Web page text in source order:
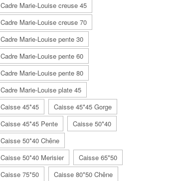
Cadre Marie-Louise creuse 45
Cadre Marie-Louise creuse 70
Cadre Marie-Louise pente 30
Cadre Marie-Louise pente 60
Cadre Marie-Louise pente 80
Cadre Marie-Louise plate 45
Caisse 45*45
Caisse 45*45 Gorge
Caisse 45*45 Pente
Caisse 50*40
Caisse 50*40 Chêne
Caisse 50*40 Merisier
Caisse 65*50
Caisse 75*50
Caisse 80*50 Chêne